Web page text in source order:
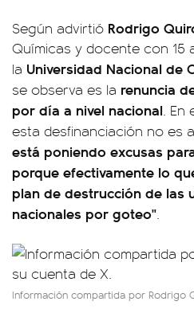
Según advirtió Rodrigo
Químicas y docente con 15
la Universidad Nacional de
se observa es la renuncia
por día a nivel nacional. En
esta desfinanciación no es
está poniendo excusas
porque efectivamente lo
plan de destrucción de las
nacionales por goteo".
Información compartida por Rodrigo